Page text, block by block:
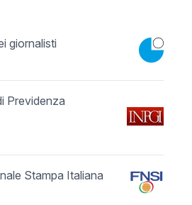
giornalisti
Previdenza
Stampa Italiana